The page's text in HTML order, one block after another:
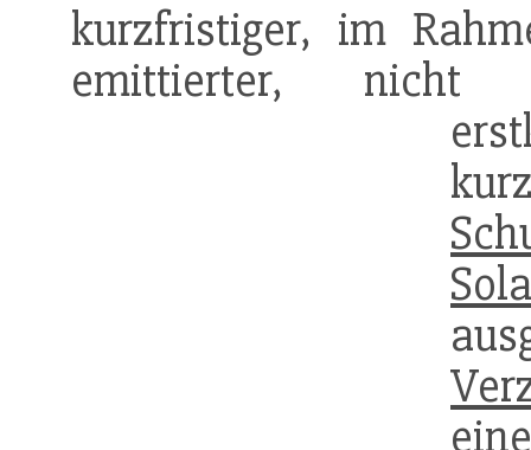
kurzfristiger, im
emittierter, nicht